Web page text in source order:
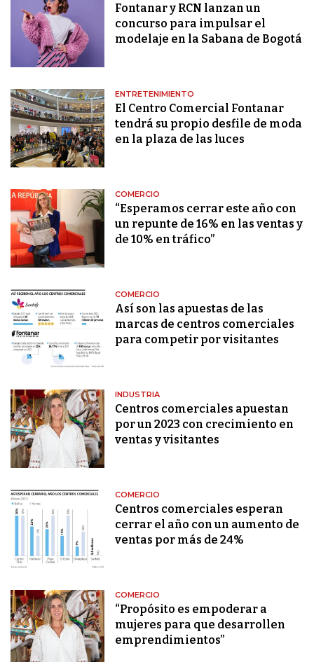
Fontanar y RCN lanzan un
concurso para impulsar el
modelaje en la Sabana de Bogotá
ENTRETENIMIENTO
El Centro Comercial Fontanar
tendrá su propio desfile de moda
en la plaza de las luces
COMERCIO
“Esperamos cerrar este año con
un repunte de 16% en las ventas y
de 10% en tráfico”
COMERCIO
Así son las apuestas de las
marcas de centros comerciales
para competir por visitantes
INDUSTRIA
Centros comerciales apuestan
por un 2023 con crecimiento en
ventas y visitantes
COMERCIO
Centros comerciales esperan
cerrar el año con un aumento de
ventas por más de 24%
COMERCIO
“Propósito es empoderar a
mujeres para que desarrollen
emprendimientos”